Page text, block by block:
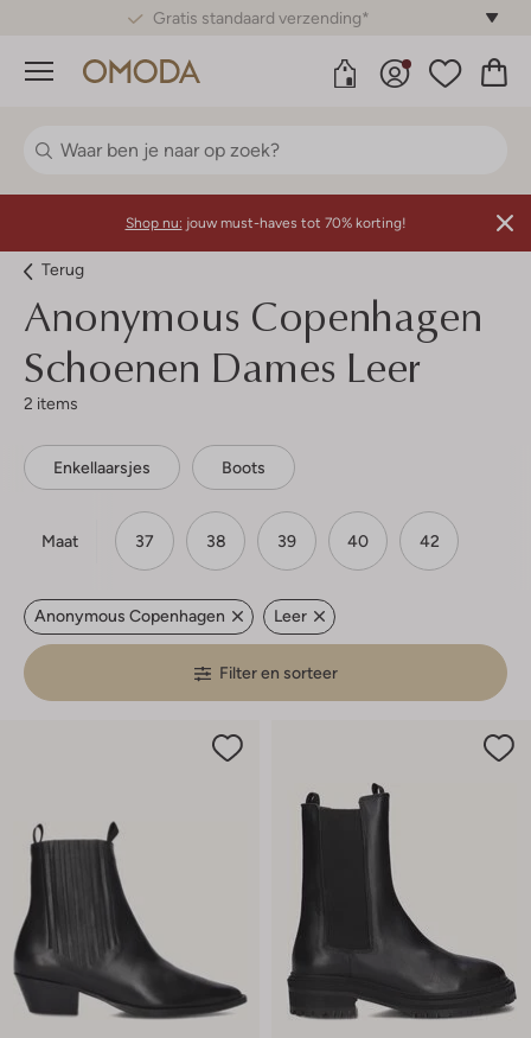
Gratis standaard verzending*
Menu
Shop nu: jouw must-haves tot 70% korting!
Terug
Anonymous Copenhagen
Schoenen Dames Leer
2 items
Enkellaarsjes Boots
Maat 37 38 39 40 42
Anonymous Copenhagen Leer
Filter en sorteer